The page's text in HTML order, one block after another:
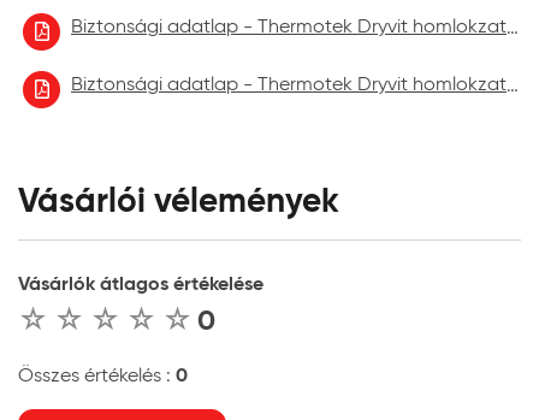
Biztonsági adatlap - Thermotek Dryvit homlokzatfelújító festék 2022.10
Biztonsági adatlap - Thermotek Dryvit homlokzatfelújító festék 2023.06.
Vásárlói vélemények
Vásárlók átlagos értékelése
0
Összes értékelés : 0